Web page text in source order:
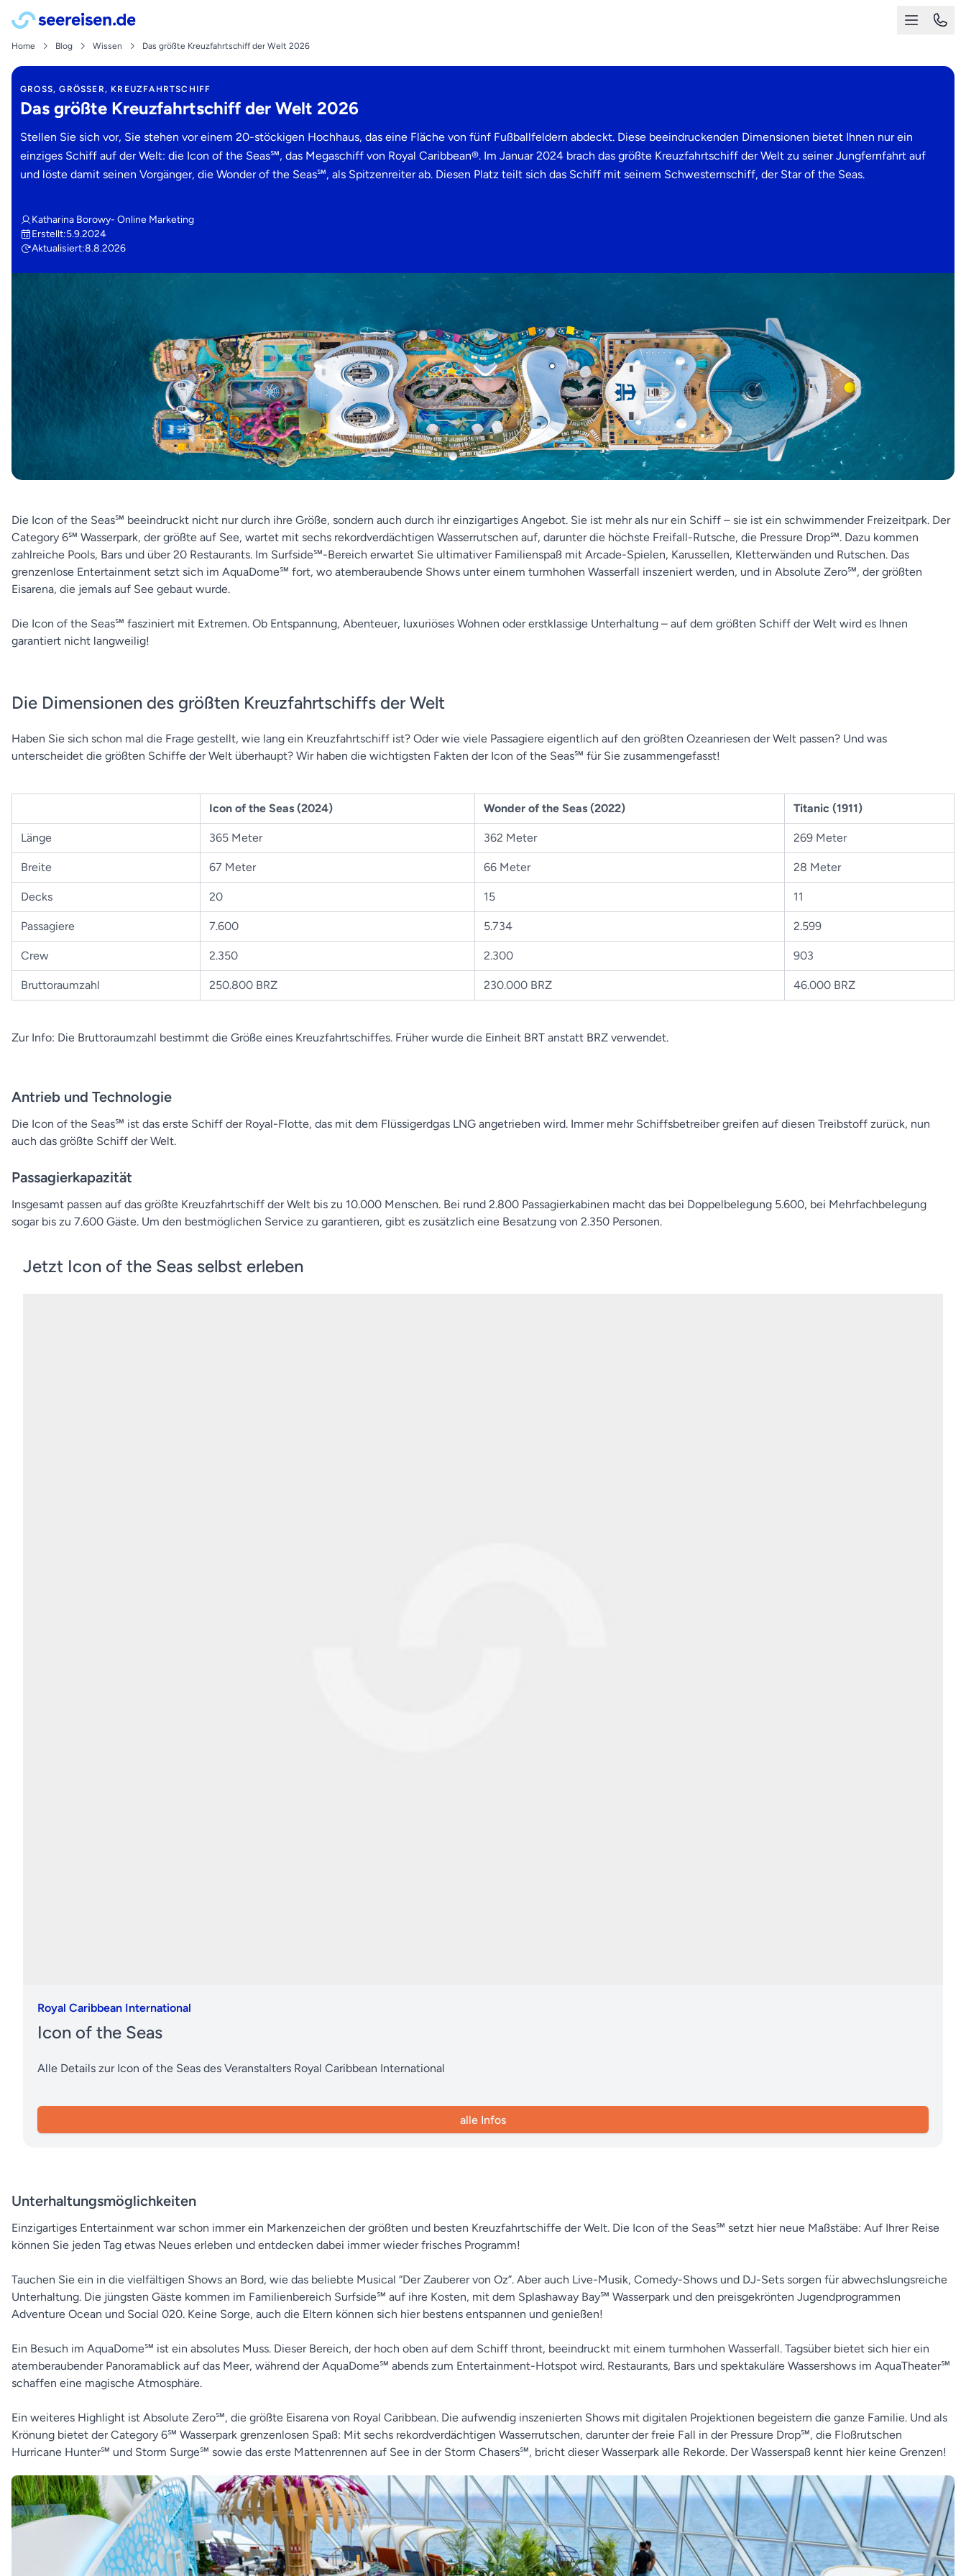
Home Blog Wissen Das größte Kreuzfahrtschiff der Welt 2026
GROSS, GRÖSSER, KREUZFAHRTSCHIFF
Das größte Kreuzfahrtschiff der Welt 2026
Stellen Sie sich vor, Sie stehen vor einem 20-stöckigen Hochhaus, das eine Fläche von fünf Fußballfeldern abdeckt. Diese beeindruckenden Dimensionen bietet Ihnen nur ein
einziges Schiff auf der Welt: die Icon of the Seas℠, das Megaschiff von Royal Caribbean®. Im Januar 2024 brach das größte Kreuzfahrtschiff der Welt zu seiner Jungfernfahrt auf
und löste damit seinen Vorgänger, die Wonder of the Seas℠, als Spitzenreiter ab. Diesen Platz teilt sich das Schiff mit seinem Schwesternschiff, der Star of the Seas.
Katharina Borowy- Online Marketing
Erstellt:5.9.2024
Aktualisiert:8.8.2026
Die Icon of the Seas℠ beeindruckt nicht nur durch ihre Größe, sondern auch durch ihr einzigartiges Angebot. Sie ist mehr als nur ein Schiff – sie ist ein schwimmender Freizeitpark. Der
Category 6℠ Wasserpark, der größte auf See, wartet mit sechs rekordverdächtigen Wasserrutschen auf, darunter die höchste Freifall-Rutsche, die Pressure Drop℠. Dazu kommen
zahlreiche Pools, Bars und über 20 Restaurants. Im Surfside℠-Bereich erwartet Sie ultimativer Familienspaß mit Arcade-Spielen, Karussellen, Kletterwänden und Rutschen. Das
grenzenlose Entertainment setzt sich im AquaDome℠ fort, wo atemberaubende Shows unter einem turmhohen Wasserfall inszeniert werden, und in Absolute Zero℠, der größten
Eisarena, die jemals auf See gebaut wurde.
Die Icon of the Seas℠ fasziniert mit Extremen. Ob Entspannung, Abenteuer, luxuriöses Wohnen oder erstklassige Unterhaltung – auf dem größten Schiff der Welt wird es Ihnen
garantiert nicht langweilig!
Die Dimensionen des größten Kreuzfahrtschiffs der Welt
Haben Sie sich schon mal die Frage gestellt, wie lang ein Kreuzfahrtschiff ist? Oder wie viele Passagiere eigentlich auf den größten Ozeanriesen der Welt passen? Und was
unterscheidet die größten Schiffe der Welt überhaupt? Wir haben die wichtigsten Fakten der Icon of the Seas℠ für Sie zusammengefasst!
Icon of the Seas (2024) Wonder of the Seas (2022) Titanic (1911)
Länge 365 Meter 362 Meter 269 Meter
Breite 67 Meter 66 Meter 28 Meter
Decks 20 15 11
Passagiere 7.600 5.734 2.599
Crew 2.350 2.300 903
Bruttoraumzahl 250.800 BRZ 230.000 BRZ 46.000 BRZ
Zur Info: Die Bruttoraumzahl bestimmt die Größe eines Kreuzfahrtschiffes. Früher wurde die Einheit BRT anstatt BRZ verwendet.
Antrieb und Technologie
Die Icon of the Seas℠ ist das erste Schiff der Royal-Flotte, das mit dem Flüssigerdgas LNG angetrieben wird. Immer mehr Schiffsbetreiber greifen auf diesen Treibstoff zurück, nun
auch das größte Schiff der Welt.
Passagierkapazität
Insgesamt passen auf das größte Kreuzfahrtschiff der Welt bis zu 10.000 Menschen. Bei rund 2.800 Passagierkabinen macht das bei Doppelbelegung 5.600, bei Mehrfachbelegung
sogar bis zu 7.600 Gäste. Um den bestmöglichen Service zu garantieren, gibt es zusätzlich eine Besatzung von 2.350 Personen.
Jetzt Icon of the Seas selbst erleben
Royal Caribbean International
Icon of the Seas
Alle Details zur Icon of the Seas des Veranstalters Royal Caribbean International
alle Infos
Unterhaltungsmöglichkeiten
Einzigartiges Entertainment war schon immer ein Markenzeichen der größten und besten Kreuzfahrtschiffe der Welt. Die Icon of the Seas℠ setzt hier neue Maßstäbe: Auf Ihrer Reise
können Sie jeden Tag etwas Neues erleben und entdecken dabei immer wieder frisches Programm!
Tauchen Sie ein in die vielfältigen Shows an Bord, wie das beliebte Musical “Der Zauberer von Oz”. Aber auch Live-Musik, Comedy-Shows und DJ-Sets sorgen für abwechslungsreiche
Unterhaltung. Die jüngsten Gäste kommen im Familienbereich Surfside℠ auf ihre Kosten, mit dem Splashaway Bay℠ Wasserpark und den preisgekrönten Jugendprogrammen
Adventure Ocean und Social 020. Keine Sorge, auch die Eltern können sich hier bestens entspannen und genießen!
Ein Besuch im AquaDome℠ ist ein absolutes Muss. Dieser Bereich, der hoch oben auf dem Schiff thront, beeindruckt mit einem turmhohen Wasserfall. Tagsüber bietet sich hier ein
atemberaubender Panoramablick auf das Meer, während der AquaDome℠ abends zum Entertainment-Hotspot wird. Restaurants, Bars und spektakuläre Wassershows im AquaTheater℠
schaffen eine magische Atmosphäre.
Ein weiteres Highlight ist Absolute Zero℠, die größte Eisarena von Royal Caribbean. Die aufwendig inszenierten Shows mit digitalen Projektionen begeistern die ganze Familie. Und als
Krönung bietet der Category 6℠ Wasserpark grenzenlosen Spaß: Mit sechs rekordverdächtigen Wasserrutschen, darunter der freie Fall in der Pressure Drop℠, die Floßrutschen
Hurricane Hunter℠ und Storm Surge℠ sowie das erste Mattenrennen auf See in der Storm Chasers℠, bricht dieser Wasserpark alle Rekorde. Der Wasserspaß kennt hier keine Grenzen!